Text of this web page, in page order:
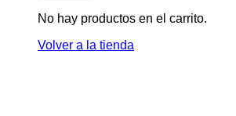
No hay productos en el carrito.
Volver a la tienda